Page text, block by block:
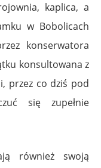
kaplica, a
w Bobolicach
konserwatora
konsultowana z
przez co dziś pod
się zupełnie
również swoją